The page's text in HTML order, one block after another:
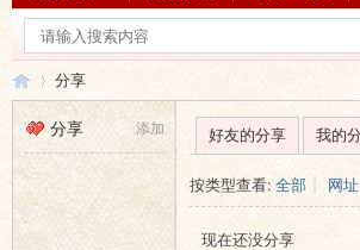
吴 ›
分享
添加
分享 好友的分享 我的
按类型查看: 全部 网址
现在还没分享